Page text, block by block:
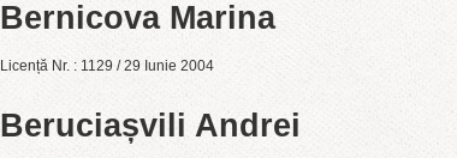
Bernicova Marina
Licență Nr. : 1129 / 29 Iunie 2004
Beruciașvili Andrei